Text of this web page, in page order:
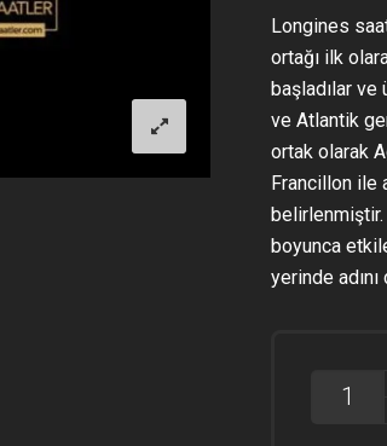
Longines
ortağı ilk
başladılar
ve Atlantik
ortak olarak
Francillon ile
belirlenmiştir.
boyunca
yerinde adını